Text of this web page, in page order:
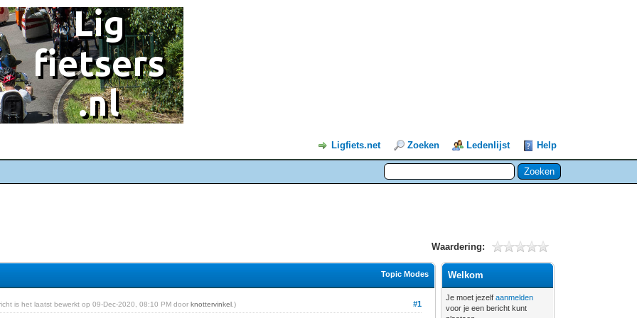
Ligfiets.net Zoeken Ledenlijst Help
Waardering:
Topic Modes
#1
is het laatst bewerkt op 09-Dec-2020, 08:10 PM doorknottervinkel .)
Welkom
Je moet jezelfaanmelden
voor je een bericht kunt